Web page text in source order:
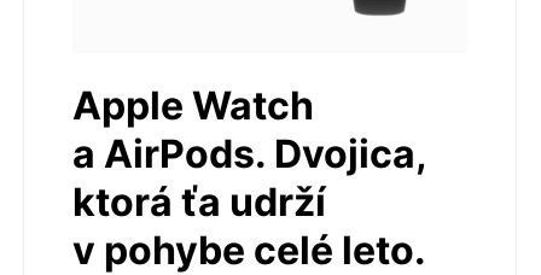
Apple Watch
a AirPods. Dvojica,
ktorá ťa udrží
v pohybe celé leto.